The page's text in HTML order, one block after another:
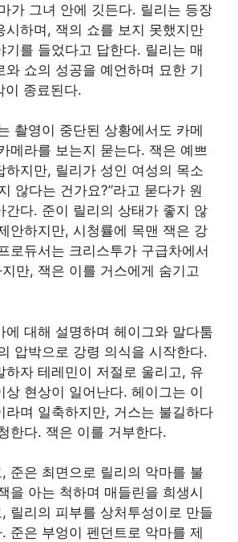
가 그녀 안에 깃든다. 릴리는 등장
시하며, 잭의 쇼를 보지 못했지만
기를 들었다고 답한다. 릴리는 매
와 쇼의 성공을 예언하며 묘한 기
이 종료된다.
촬영이 중단된 상황에서도 카메
메라를 보는지 묻는다. 잭은 예쁘
하지만, 릴리가 성인 여성의 목소
않다는 건가요?”라고 묻다가 원
간다. 준이 릴리의 상태가 좋지 않
안하지만, 시청률에 목맨 잭은 강
로듀서는 크리스투가 구급차에서
만, 잭은 이를 거스에게 숨기고
에 대해 설명하며 헤이그와 말다툼
압박으로 강령 의식을 시작한다.
하자 테레민이 저절로 울리고, 유
상 현상이 일어난다. 헤이그는 이
라며 일축하지만, 거스는 불길하다
한다. 잭은 이를 거부한다.
준은 최면으로 릴리의 악마를 불
을 아는 척하며 매들린을 희생시
릴리의 피부를 상처투성이로 만들
준은 부엉이 펜던트로 악마를 제